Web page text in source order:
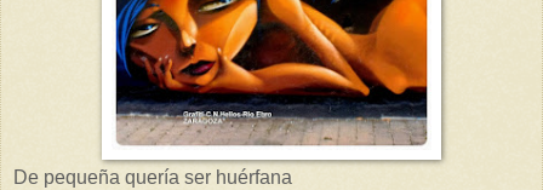
De pequeña quería ser huérfana